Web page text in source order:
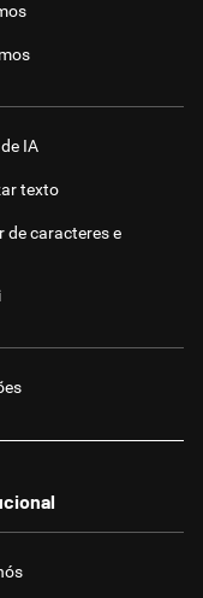
IA
texto
de caracteres e